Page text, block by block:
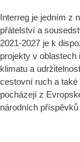
Interreg je jedním z
přátelství a
2021-2027 je k
projekty v
klimatu a
cestovní ruch a
pocházejí z
národních